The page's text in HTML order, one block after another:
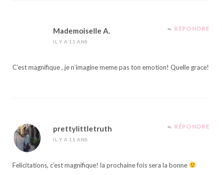
Mademoiselle A.
IL Y A 11 ANS
RÉPONDRE
C’est magnifique , je n’imagine meme pas ton emotion! Quelle grace!
prettylittletruth
IL Y A 11 ANS
RÉPONDRE
Felicitations, c’est magnifique! la prochaine fois sera la bonne